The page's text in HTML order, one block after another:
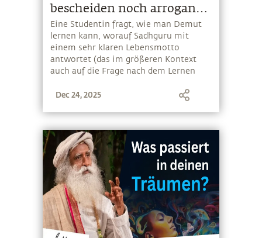
bescheiden noch arrogant
sein musst
Eine Studentin fragt, wie man Demut
lernen kann, worauf Sadhguru mit
einem sehr klaren Lebensmotto
antwortet (das im größeren Kontext
auch auf die Frage nach dem Lernen
ausgeweitet werden kann)
Dec 24, 2025